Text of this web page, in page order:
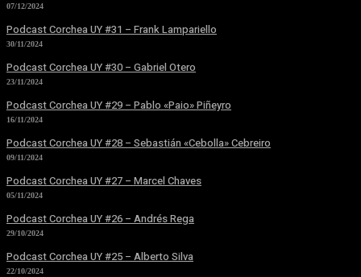
07/12/2024
Podcast Corchea UY #31 – Frank Lampariello
30/11/2024
Podcast Corchea UY #30 – Gabriel Otero
23/11/2024
Podcast Corchea UY #29 – Pablo «Paio» Piñeyro
16/11/2024
Podcast Corchea UY #28 – Sebastián «Cebolla» Cebreiro
09/11/2024
Podcast Corchea UY #27 – Marcel Chaves
05/11/2024
Podcast Corchea UY #26 – Andrés Rega
29/10/2024
Podcast Corchea UY #25 – Alberto Silva
22/10/2024